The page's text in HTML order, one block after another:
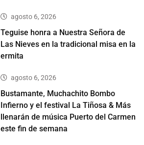
agosto 6, 2026
Teguise honra a Nuestra Señora de
Las Nieves en la tradicional misa en la
ermita
agosto 6, 2026
Bustamante, Muchachito Bombo
Infierno y el festival La Tiñosa & Más
llenarán de música Puerto del Carmen
este fin de semana